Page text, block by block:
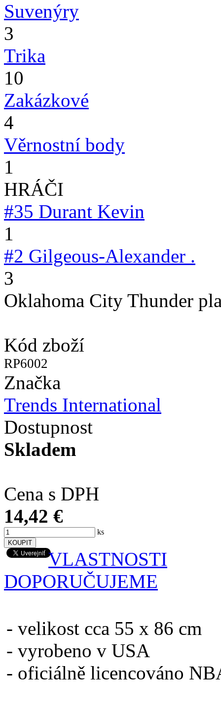
Suvenýry
3
Trika
10
Zakázkové
4
Věrnostní body
1
HRÁČI
#35 Durant Kevin
1
#2 Gilgeous-Alexander .
3
Oklahoma City Thunder
Kód zboží
RP6002
Značka
Trends International
Dostupnost
Skladem
Cena s DPH
14,42 €
ks
VLASTNOSTI
DOPORUČUJEME
- velikost cca 55 x 86 cm
- vyrobeno v USA
- oficiálně licencováno